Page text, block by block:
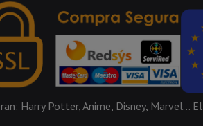
Harry Potter, Anime, Disney, Marvel...